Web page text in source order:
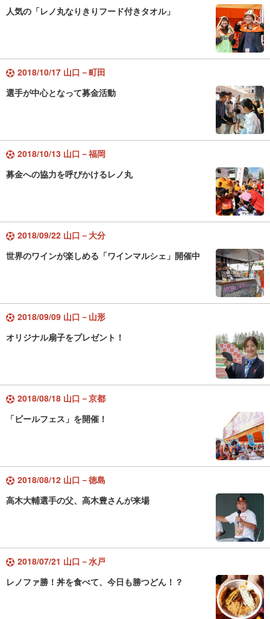
人気の「レノ丸なりきりフード付きタオル」
2018/10/17 山口－町田
選手が中心となって募金活動
2018/10/13 山口－福岡
募金への協力を呼びかけるレノ丸
2018/09/22 山口－大分
世界のワインが楽しめる「ワインマルシェ」開催中
2018/09/09 山口－山形
オリジナル扇子をプレゼント！
2018/08/18 山口－京都
「ビールフェス」を開催！
2018/08/12 山口－徳島
高木大輔選手の父、高木豊さんが来場
2018/07/21 山口－水戸
レノファ勝！丼を食べて、今日も勝つどん！？